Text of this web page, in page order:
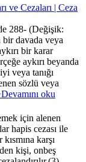
ve Cezaları | Ceza
288- (Değişik:
davada veya
bir karar
aykırı beyanda
veya tanığı
sözlü veya
oku
için alenen
hapis cezası ile
karşı
kişi, onbeş